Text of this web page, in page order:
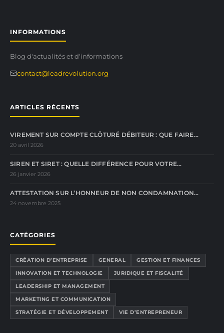
INFORMATIONS
Blog d'actualités et d'informations
contact@leadrevolution.org
ARTICLES RÉCENTS
VIREMENT SUR COMPTE CLÔTURÉ DÉBITEUR : QUE FAIRE…
20 avril 2026
SIREN ET SIRET : QUELLE DIFFÉRENCE POUR VOTRE…
26 janvier 2026
ATTESTATION SUR L’HONNEUR DE NON CONDAMNATION…
24 novembre 2025
CATÉGORIES
CRÉATION D’ENTREPRISE GENERAL
GESTION ET FINANCES
INNOVATION ET TECHNOLOGIE
JURIDIQUE ET FISCALITÉ
LEADERSHIP ET MANAGEMENT
MARKETING ET COMMUNICATION
STRATÉGIE ET DÉVELOPPEMENT
VIE D’ENTREPRENEUR